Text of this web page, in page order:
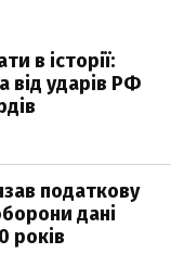
в історії:
від ударів РФ
податкову
дані
років